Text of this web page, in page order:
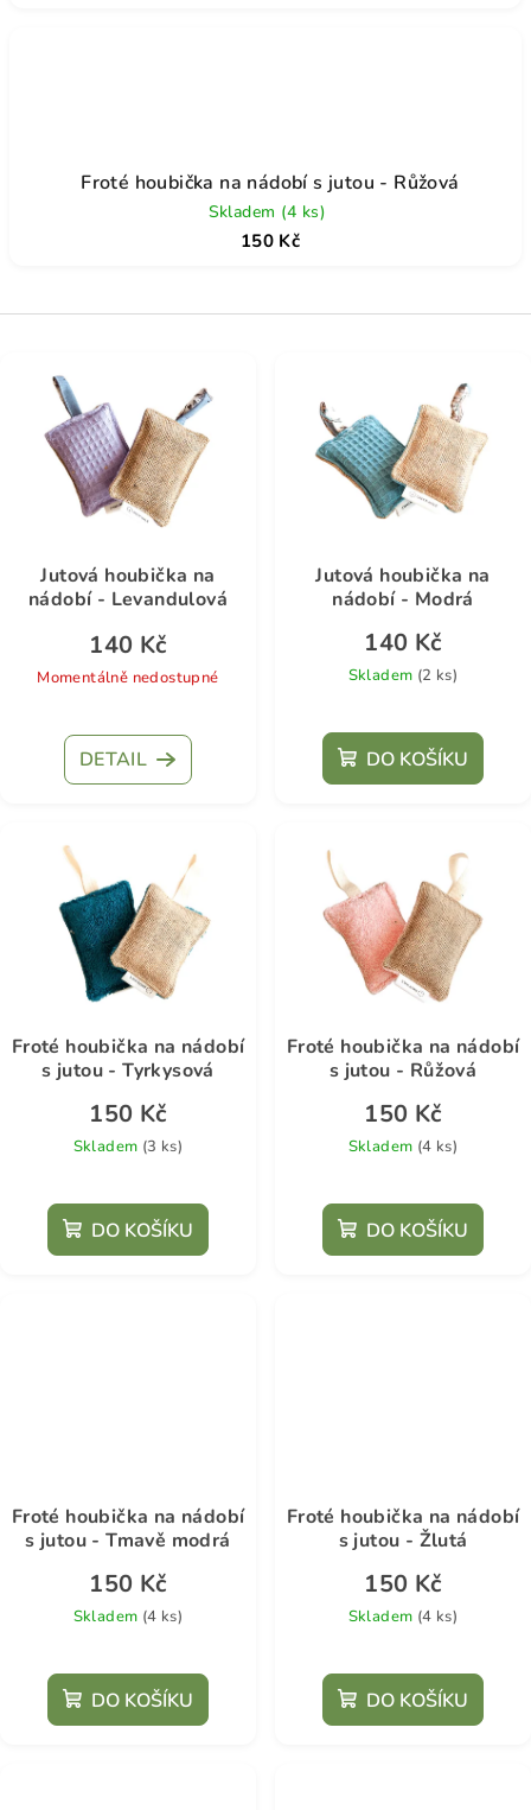
Froté houbička na nádobí s jutou - Růžová
Skladem (4 ks)
150 Kč
Jutová houbička na
nádobí - Levandulová
140 Kč
Momentálně nedostupné
DETAIL
Jutová houbička na
nádobí - Modrá
140 Kč
Skladem (2 ks)
DO KOŠÍKU
Froté houbička na nádobí
s jutou - Tyrkysová
150 Kč
Skladem (3 ks)
DO KOŠÍKU
Froté houbička na nádobí
s jutou - Růžová
150 Kč
Skladem (4 ks)
DO KOŠÍKU
Froté houbička na nádobí
s jutou - Tmavě modrá
150 Kč
Skladem (4 ks)
DO KOŠÍKU
Froté houbička na nádobí
s jutou - Žlutá
150 Kč
Skladem (4 ks)
DO KOŠÍKU